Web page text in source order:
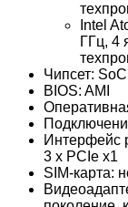
Intel
ГГц, 4
Чипсет: SoC
BIOS: AMI
Интерфейс
3 x PCIe x1
SIM-карта: